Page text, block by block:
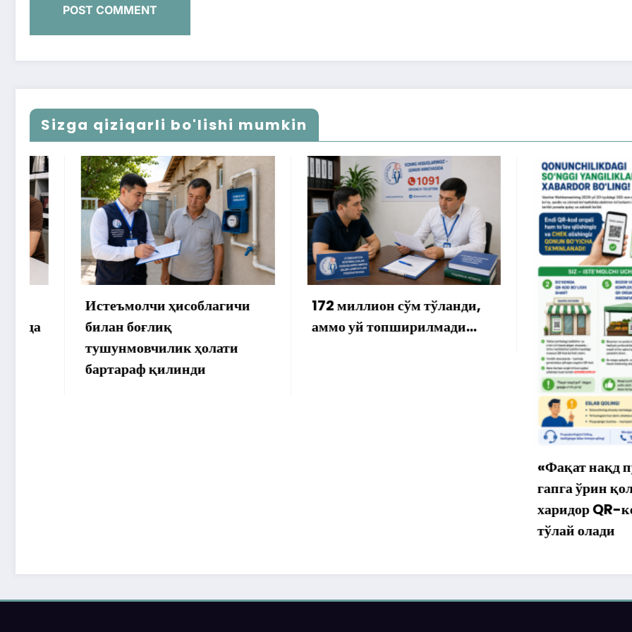
Sizga qiziqarli bo'lishi mumkin
Истеъмолчи ҳисоблагичи
билан боғлиқ
тушунмовчилик ҳолати
бартараф қилинди
172 миллион сўм тўланди,
аммо уй топширилмади…
«Фақат нақд пул»
гапга ўрин
харидор QR-код
тўлай олади